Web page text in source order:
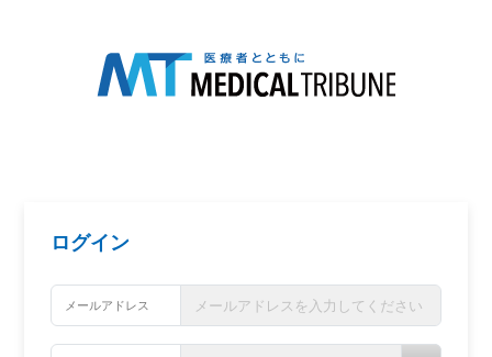
ログイン
メールアドレス